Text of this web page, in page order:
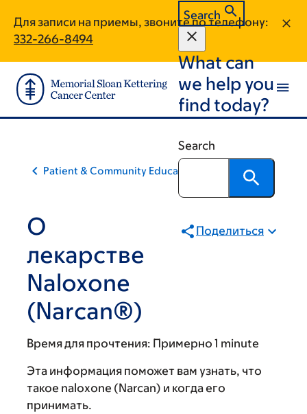
main
content
footer
Для записи на приемы, звоните по телефону:
332-266-8494
Search
What can
we help you
find today?
Search
Patient & Community Education
О
лекарстве
Naloxone
(Narcan®)
Поделиться
Время для прочтения: Примерно 1 minute
Эта информация поможет вам узнать, что
такое naloxone (Narcan) и когда его
принимать.